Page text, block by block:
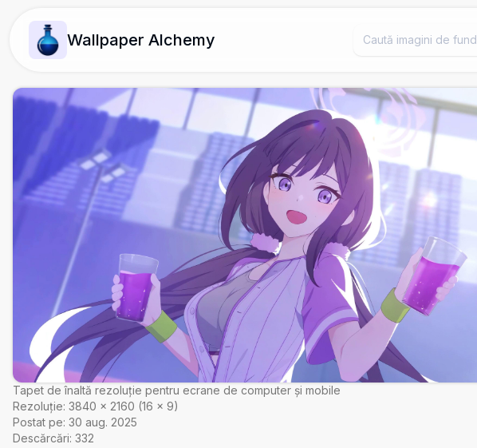
Wallpaper Alchemy
Tapet de înaltă rezoluție pentru ecrane de computer și mobile
Rezoluție: 3840 × 2160 (16 × 9)
Postat pe: 30 aug. 2025
Descărcări: 332